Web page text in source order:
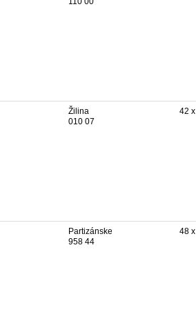
Žilina
010 07
42 x
Partizánske
958 44
48 x